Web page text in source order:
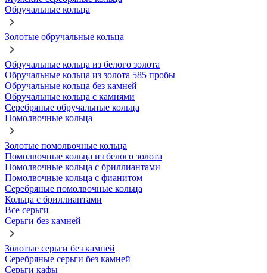
Обручальные кольца
Золотые обручальные кольца
Обручальные кольца из белого золота
Обручальные кольца из золота 585 пробы
Обручальные кольца без камней
Обручальные кольца с камнями
Серебряные обручальные кольца
Помолвочные кольца
Золотые помолвочные кольца
Помолвочные кольца из белого золота
Помолвочные кольца с бриллиантами
Помолвочные кольца с фианитом
Серебряные помолвочные кольца
Кольца с бриллиантами
Все серьги
Серьги без камней
Золотые серьги без камней
Серебряные серьги без камней
Серьги кафы